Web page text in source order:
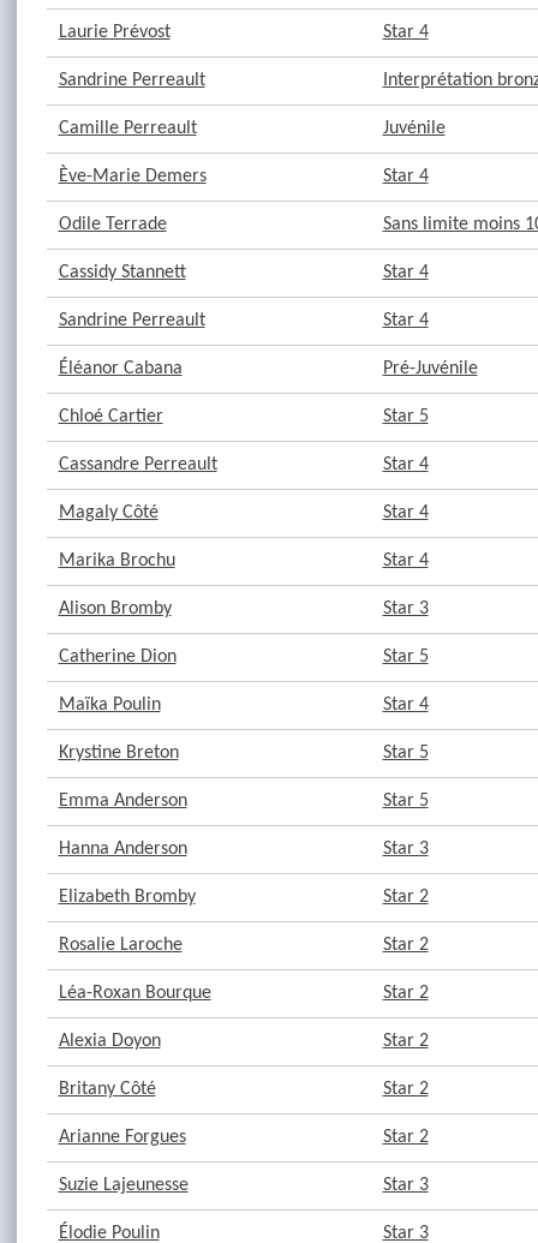
Laurie Prévost Star 4
Sandrine Perreault Interprétation
Camille Perreault Juvénile
Ève-Marie Demers Star 4
Odile Terrade Sans limite moins
Cassidy Stannett Star 4
Sandrine Perreault Star 4
Éléanor Cabana Pré-Juvénile
Chloé Cartier Star 5
Cassandre Perreault Star 4
Magaly Côté Star 4
Marika Brochu Star 4
Alison Bromby Star 3
Catherine Dion Star 5
Maïka Poulin Star 4
Krystine Breton Star 5
Emma Anderson Star 5
Hanna Anderson Star 3
Elizabeth Bromby Star 2
Rosalie Laroche Star 2
Léa-Roxan Bourque Star 2
Alexia Doyon Star 2
Britany Côté Star 2
Arianne Forgues Star 2
Suzie Lajeunesse Star 3
Élodie Poulin Star 3